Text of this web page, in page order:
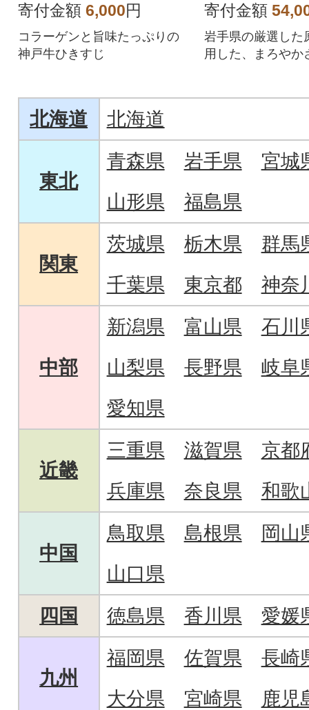
寄付金額 6,000円
コラーゲンと旨味たっぷりの
神戸牛ひきすじ
寄付金額
岩手県の厳選した
用した、まろやか
北海道 北海道
東北
青森県 岩手県
宮城
山形県
福島県
関東
茨城県 栃木県
群馬
千葉県
東京都 神奈
中部
新潟県 富山県
石川
山梨県
長野県
岐阜
愛知県
近畿
三重県 滋賀県
京都
兵庫県
奈良県 和歌
中国
鳥取県 島根県
岡山
山口県
四国
徳島県 香川県 愛媛
九州
福岡県 佐賀県
長崎
大分県
宮崎県
鹿児